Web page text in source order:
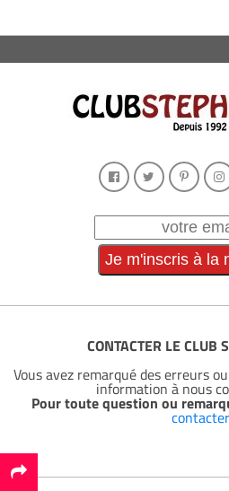
CONTACTER LE CLUB
Vous avez remarqué des erreurs
information à nous
Pour toute question ou
contacter